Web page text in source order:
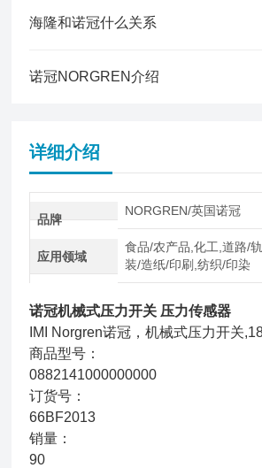
海隆和诺冠什么关系
诺冠NORGREN介绍
详细介绍
品牌
NORGREN/英国诺冠
应用领域
食品/农产品,化工,道路/
装/造纸/印刷,纺织/印染
诺冠机械式压力开关 压力传感器
IMI Norgren诺冠，机械式压力开关
商品型号：
0882141000000000
订货号：
66BF2013
销量：
90